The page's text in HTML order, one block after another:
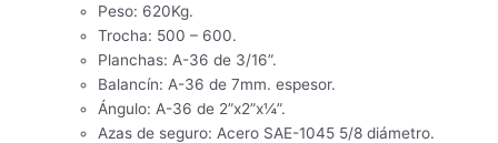
Peso: 620Kg.
Trocha: 500 – 600.
Planchas: A-36 de 3/16”.
Balancín: A-36 de 7mm. espesor.
Ángulo: A-36 de 2”x2”x¼”.
Azas de seguro: Acero SAE-1045 5/8 diámetro.